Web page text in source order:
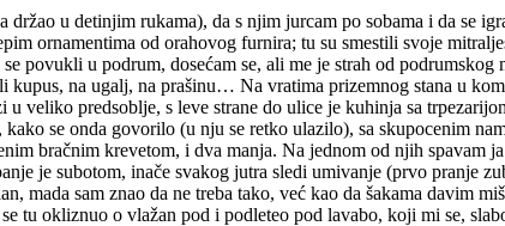
u detinjim rukama), da s njim jurcam po sobama i da se
ornamentima od orahovog furnira; tu su smestili svoje
povukli u podrum, dosećam se, ali me je strah od podrumskog
na ugalj, na prašinu… Na vratima prizemnog stana u
veliko predsoblje, s leve strane do ulice je kuhinja sa
se onda govorilo (u nju se retko ulazilo), sa skupocenim
bračnim krevetom, i dva manja. Na jednom od njih spavam
je subotom, inače svakog jutra sledi umivanje (prvo pranje
sam znao da ne treba tako, već kao da šakama davim
tu okliznuo o vlažan pod i podleteo pod lavabo, koji mi se,